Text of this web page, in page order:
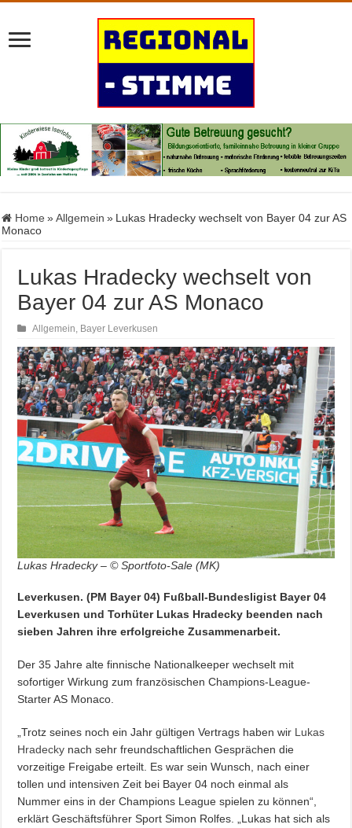
Home » Allgemein » Lukas Hradecky wechselt von Bayer 04 zur AS
Monaco
Lukas Hradecky wechselt von
Bayer 04 zur AS Monaco
Allgemein Bayer Leverkusen
Lukas Hradecky – © Sportfoto-Sale (MK)
Leverkusen. (PM Bayer 04) Fußball-Bundesligist Bayer 04
Leverkusen und Torhüter Lukas Hradecky beenden nach
sieben Jahren ihre erfolgreiche Zusammenarbeit.
Der 35 Jahre alte finnische Nationalkeeper wechselt mit
sofortiger Wirkung zum französischen Champions-League-
Starter AS Monaco.
„Trotz seines noch ein Jahr gültigen Vertrags haben wir Lukas
Hradecky nach sehr freundschaftlichen Gesprächen die
vorzeitige Freigabe erteilt. Es war sein Wunsch, nach einer
tollen und intensiven Zeit bei Bayer 04 noch einmal als
Nummer eins in der Champions League spielen zu können“,
erklärt Geschäftsführer Sport Simon Rolfes. „Lukas hat sich als